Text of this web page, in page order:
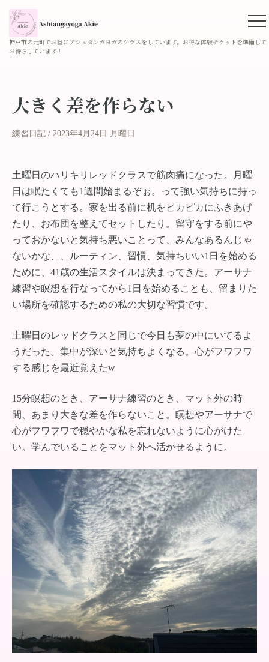
神戸市の元町でお昼にアシュタンガヨガのクラスをしています。お得な体験チケットを準備して
お待ちしています！
大きく差を作らない
練習日記 2023年4月24日 月曜日
土曜日のハリキリレッドクラスで筋肉痛になった。月曜
日は眠たくても1週間始まるぞぉ。って強い気持ちに持っ
て行こうとする。家を出る前に机をピカピカにふきあげ
たり、お布団を整えてセットしたり。留守をする前にや
っておかないと気持ち悪いことって、みんなあるんじゃ
ないかな、、ルーティン、習慣、気持ちいい1日を始める
ために、41歳の生活スタイルは決まってきた。アーサナ
練習や瞑想を行なってから1日を始めることも、留まりた
い場所を確認するための私の大切な習慣です。
土曜日のレッドクラスと同じで今日も夢の中にいてるよ
うだった。集中が深いと気持ちよくなる。心がフワフワ
する感じを最近覚えたw
15分瞑想のとき、アーサナ練習のとき、マット外の時
間、あまり大きな差を作らないこと。瞑想やアーサナで
心がフワフワで穏やかな私を忘れないように心がけた
い。学んでいることをマット外へ活かせるように。